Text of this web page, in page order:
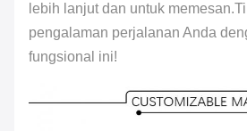
lebih lanjut dan untuk
pengalaman perjalanan Anda
fungsional ini!